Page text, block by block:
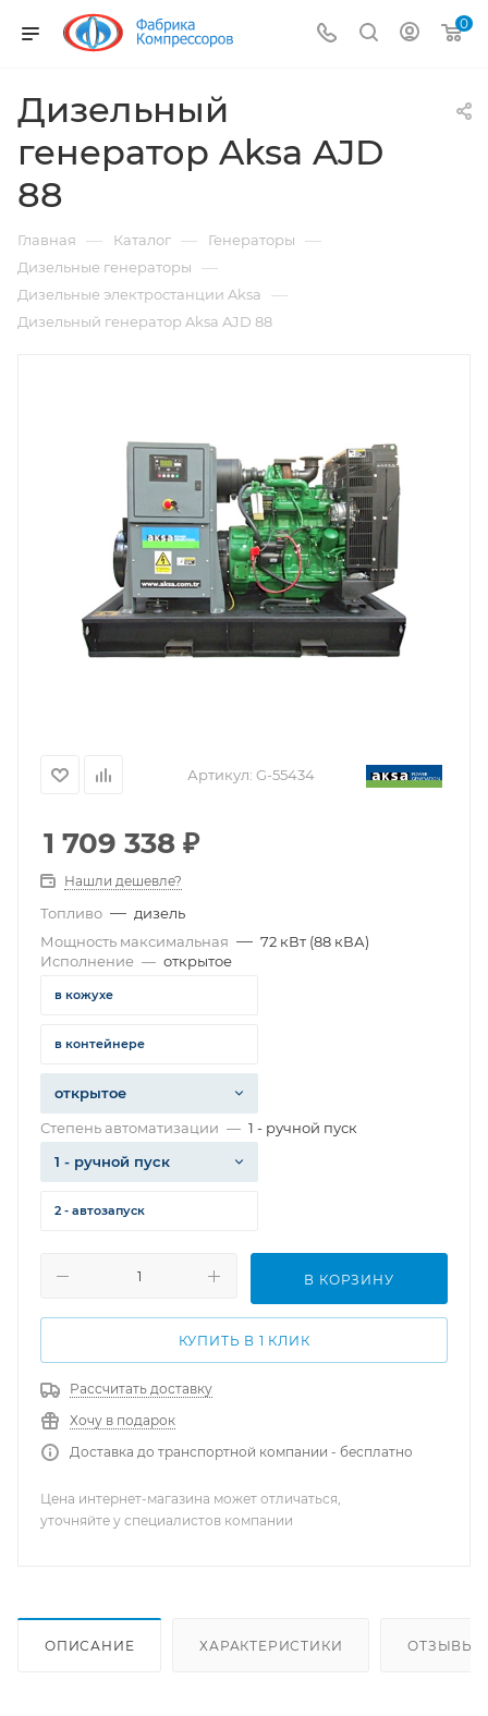
0
Дизельный
генератор Aksa AJD
88
Главная — Каталог — Генераторы —
Дизельные генераторы —
Дизельные электростанции Aksa —
Дизельный генератор Aksa AJD 88
Артикул: G-55434
1 709 338 ₽
Нашли дешевле?
Топливо — дизель
Мощность максимальная — 72 кВт (88 кВА)
Исполнение — открытое
в кожухе
в контейнере
открытое
Степень автоматизации — 1 - ручной пуск
1 - ручной пуск
2 - автозапуск
В КОРЗИНУ
КУПИТЬ В 1 КЛИК
Рассчитать доставку
Хочу в подарок
Доставка до транспортной компании - бесплатно
Цена интернет-магазина может отличаться,
уточняйте у специалистов компании
ОПИСАНИЕ ХАРАКТЕРИСТИКИ ОТЗЫВЫ